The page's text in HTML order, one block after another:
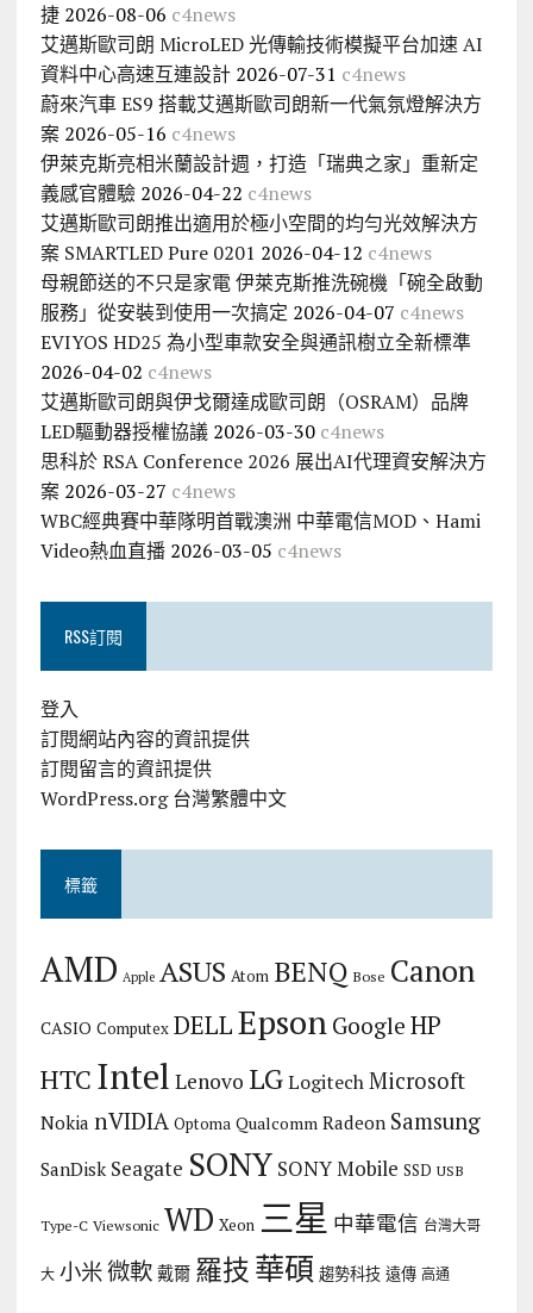
捷 2026-08-06 c4news
艾邁斯歐司朗 MicroLED 光傳輸技術模擬平台加速 AI
資料中心高速互連設計 2026-07-31 c4news
蔚來汽車 ES9 搭載艾邁斯歐司朗新一代氣氛燈解決方
案 2026-05-16 c4news
伊萊克斯亮相米蘭設計週，打造「瑞典之家」重新定
義感官體驗 2026-04-22 c4news
艾邁斯歐司朗推出適用於極小空間的均勻光效解決方
案 SMARTLED Pure 0201 2026-04-12 c4news
母親節送的不只是家電 伊萊克斯推洗碗機「碗全啟動
服務」從安裝到使用一次搞定 2026-04-07 c4news
EVIYOS HD25 為小型車款安全與通訊樹立全新標準
2026-04-02 c4news
艾邁斯歐司朗與伊戈爾達成歐司朗（OSRAM）品牌
LED驅動器授權協議 2026-03-30 c4news
思科於 RSA Conference 2026 展出AI代理資安解決方
案 2026-03-27 c4news
WBC經典賽中華隊明首戰澳洲 中華電信MOD、Hami
Video熱血直播 2026-03-05 c4news
RSS訂閱
登入
訂閱網站內容的資訊提供
訂閱留言的資訊提供
WordPress.org 台灣繁體中文
標籤
AMD Apple ASUS Atom BENQ Bose Canon
CASIO Computex DELLEpson Google HP
HTC Intel Lenovo LG Logitech Microsoft
Nokia nVIDIA Optoma Qualcomm Radeon Samsung
SanDisk Seagate SONY SONY Mobile SSD USB
Type-C Viewsonic WD Xeon 三星 中華電信 台灣大哥
大 小米微軟 戴爾 羅技華碩 趨勢科技 遠傳 高通